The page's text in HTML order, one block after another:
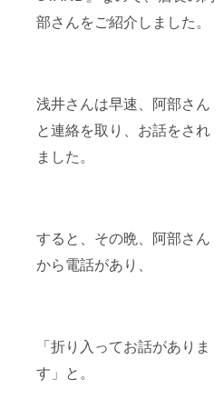
部さんをご紹介しました。
浅井さんは早速、阿部さん
と連絡を取り、お話をされ
ました。
すると、その晩、阿部さん
から電話があり、
「折り入ってお話がありま
す」と。